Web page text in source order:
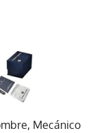
Mecánico